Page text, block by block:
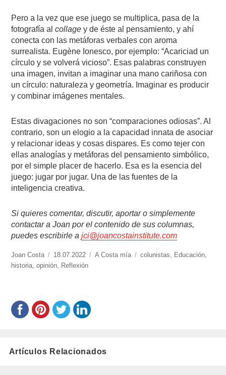
Pero a la vez que ese juego se multiplica, pasa de la
fotografía alcollage y de éste al pensamiento, y ahí
conecta con las metáforas verbales con aroma
surrealista. Eugène Ionesco, por ejemplo: “Acariciad un
círculo y se volverá vicioso”. Esas palabras construyen
una imagen, invitan a imaginar una mano cariñosa con
un círculo: naturaleza y geometría. Imaginar es producir
y combinar imágenes mentales.
Estas divagaciones no son “comparaciones odiosas”. Al
contrario, son un elogio a la capacidad innata de asociar
y relacionar ideas y cosas dispares. Es como tejer con
ellas analogías y metáforas del pensamiento simbólico,
por el simple placer de hacerlo. Esa es la esencia del
juego: jugar por jugar. Una de las fuentes de la
inteligencia creativa.
Si quieres comentar, discutir, aportar o simplemente
contactar a Joan por el contenido de sus columnas,
puedes escribirle ajci@joancostainstitute.com
https://www.experimenta.es/author/joan-
costa/
Joan Costa
Publicado
el
18.07.2022 Categorías
A Costa mía Etiquetas
colunistas Educación
historia ,opinión Reflexión
Artículos Relacionados